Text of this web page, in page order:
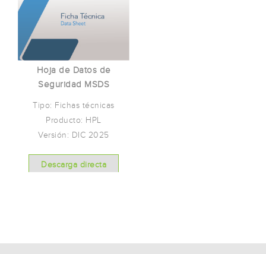
Hoja de Datos de
Seguridad MSDS
Tipo: Fichas técnicas
Producto: HPL
Versión: DIC 2025
Descarga directa